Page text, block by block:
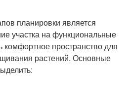
планировки является
участка на функциональные
комфортное пространство для
растений. Основные